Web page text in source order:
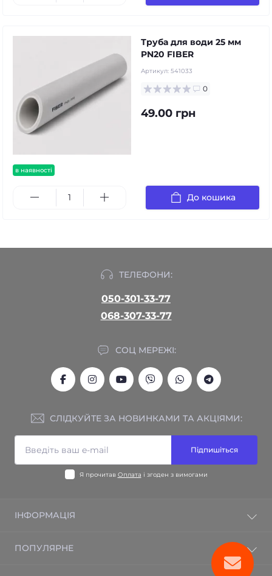
в наявності
Труба для води 25 мм
PN20 FIBER
Артикул: 541033
0
49.00 грн
До кошика
ТЕЛЕФОНИ:
050-301-33-77
068-307-33-77
СОЦ МЕРЕЖІ:
СЛІДКУЙТЕ ЗА НОВИНКАМИ ТА АКЦІЯМИ:
Підпишіться
Я прочитав Оплата і згоден з вимогами
ІНФОРМАЦІЯ
Відгуки
ПОПУЛЯРНЕ